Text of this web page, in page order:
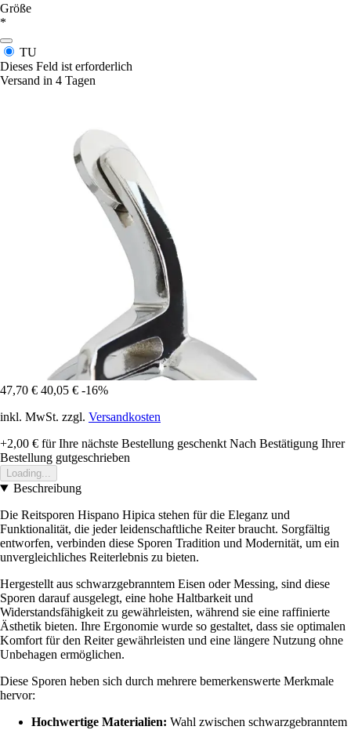
Größe
*
TU
Dieses Feld ist erforderlich
Versand in 4 Tagen
47,70 € 40,05 € -16%
inkl. MwSt. zzgl. Versandkosten
+2,00 € für Ihre nächste Bestellung geschenkt Nach Bestätigung Ihrer
Bestellung gutgeschrieben
Loading...
Beschreibung
Die Reitsporen Hispano Hipica stehen für die Eleganz und
Funktionalität, die jeder leidenschaftliche Reiter braucht. Sorgfältig
entworfen, verbinden diese Sporen Tradition und Modernität, um ein
unvergleichliches Reiterlebnis zu bieten.
Hergestellt aus schwarzgebranntem Eisen oder Messing, sind diese
Sporen darauf ausgelegt, eine hohe Haltbarkeit und
Widerstandsfähigkeit zu gewährleisten, während sie eine raffinierte
Ästhetik bieten. Ihre Ergonomie wurde so gestaltet, dass sie optimalen
Komfort für den Reiter gewährleisten und eine längere Nutzung ohne
Unbehagen ermöglichen.
Diese Sporen heben sich durch mehrere bemerkenswerte Merkmale
hervor:
Hochwertige Materialien: Wahl zwischen schwarzgebranntem